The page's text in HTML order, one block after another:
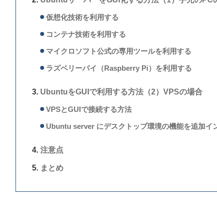
仮想化技術を利用する
コンテナ技術を利用する
マイクロソフト公式の専用ツールを利用する
ラズベリーパイ（Raspberry Pi）を利用する
UbuntuをGUIで利用する方法（2）VPSの場合
VPSとGUIで接続する方法
Ubuntu server にデスクトップ環境の機能を追加イ
注意点
まとめ